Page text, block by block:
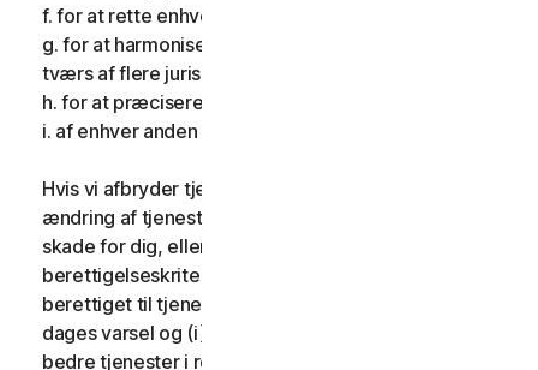
f. for at rette enhver fejl;
g. for at harmonisere tjenesterne eller vilkårene på
tværs af flere jurisdiktioner;
h. for at præcisere vilkårene; og
i. af enhver anden gyldig grund.
Hvis vi afbryder tjenesterne, foretager en væsentlig
ændring af tjenesterne, som kan være til væsentlig
skade for dig, eller indfører eller ændrer
berettigelseskriterier, så du ikke længere er
berettiget til tjenesterne, giver vi dig fjorten (14)
dages varsel og (i) giver dig sammenlignelige eller
bedre tjenester i resten af din tjenesteperiode uden